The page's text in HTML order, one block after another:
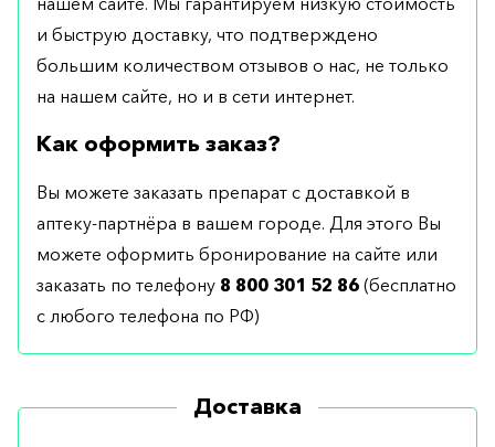
и быструю доставку, что подтверждено
большим количеством отзывов о нас, не только
на нашем сайте, но и в сети интернет.
Как оформить заказ?
Вы можете заказать препарат с доставкой в
аптеку-партнёра в вашем городе. Для этого Вы
можете оформить бронирование на сайте или
заказать по телефону 8 800 301 52 86 (бесплатно
с любого телефона по РФ)
Доставка